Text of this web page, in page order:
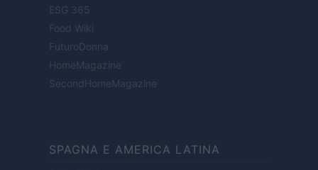
ESG 365
Food Wiki
FuturoDonna
HomeMagazine
SecondHomeMagazine
SPAGNA E AMERICA LATINA